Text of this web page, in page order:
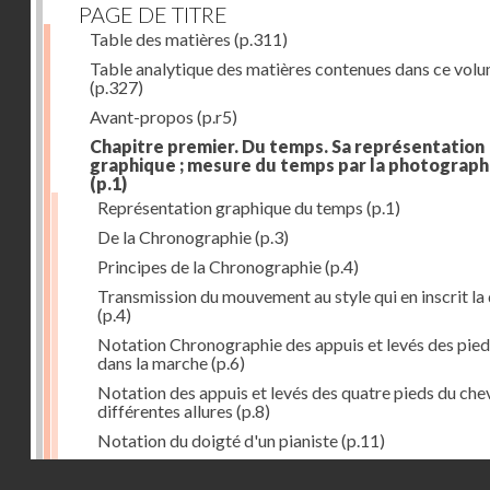
PAGE DE TITRE
Table des matières (p.311)
Table analytique des matières contenues dans ce
(p.327)
Avant-propos (p.r5)
Chapitre premier. Du temps. Sa représentation
graphique ; mesure du temps par la
(p.1)
Représentation graphique du temps (p.1)
De la Chronographie(p.3)
Principes de la Chronographie(p.4)
Transmission du mouvement au style qui en inscrit la
(p.4)
Notation Chronographie des appuis et levés des
dans la marche(p.6)
Notation des appuis et levés des quatre pieds du
différentes allures (p.8)
Notation du doigté d'un pianiste(p.11)